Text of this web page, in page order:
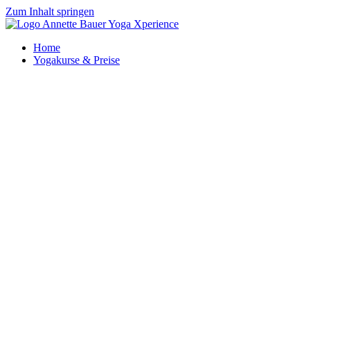
Zum Inhalt springen
Home
Yogakurse & Preise